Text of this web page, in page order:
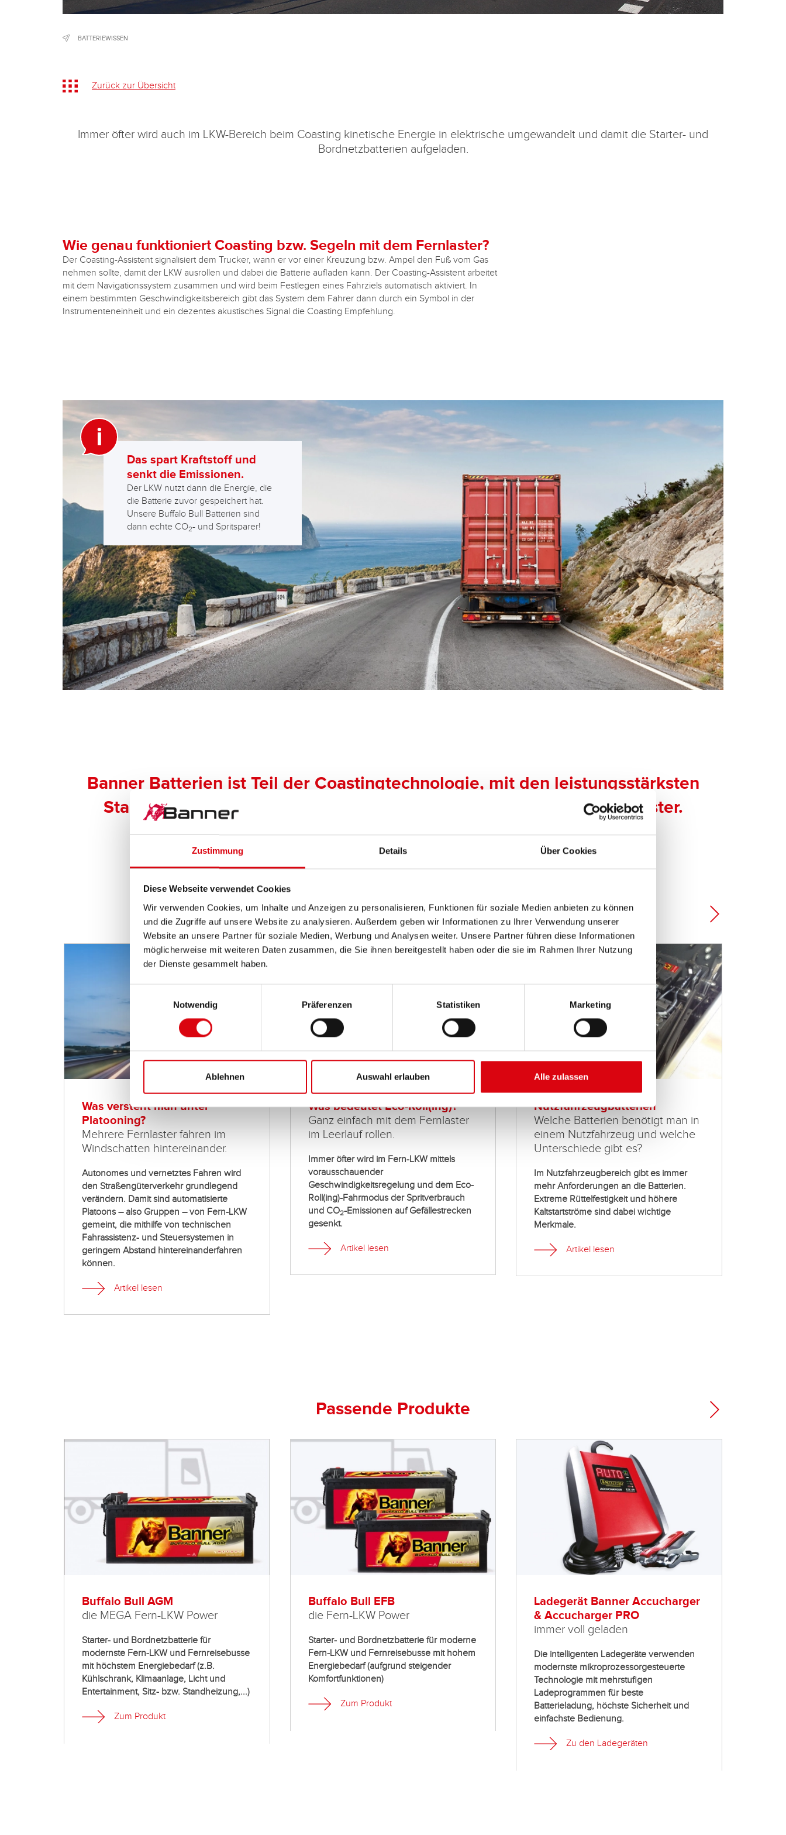
Zustimmung Details Über Cookies
Diese Webseite verwendet Cookies
Wir verwenden Cookies, um Inhalte und Anzeigen zu personalisieren, Funktionen für soziale Medien anbieten zu können
und die Zugriffe auf unsere Website zu analysieren. Außerdem geben wir Informationen zu Ihrer Verwendung unserer
Website an unsere Partner für soziale Medien, Werbung und Analysen weiter. Unsere Partner führen diese Informationen
möglicherweise mit weiteren Daten zusammen, die Sie ihnen bereitgestellt haben oder die sie im Rahmen Ihrer Nutzung
der Dienste gesammelt haben.
Notwendig
Präferenzen Statistiken Marketing
Ablehnen Auswahl erlauben Alle zulassen
BATTERIEWISSEN
Zurück zur Übersicht
Immer öfter wird auch im LKW-Bereich beim Coasting kinetische Energie in elektrische umgewandelt und damit die Starter- und
Bordnetzbatterien aufgeladen.
Wie genau funktioniert Coasting bzw. Segeln mit dem Fernlaster?
Der Coasting-Assistent signalisiert dem Trucker, wann er vor einer Kreuzung bzw. Ampel den Fuß vom Gas
nehmen sollte, damit der LKW ausrollen und dabei die Batterie aufladen kann. Der Coasting-Assistent arbeitet
mit dem Navigationssystem zusammen und wird beim Festlegen eines Fahrziels automatisch aktiviert. In
einem bestimmten Geschwindigkeitsbereich gibt das System dem Fahrer dann durch ein Symbol in der
Instrumenteneinheit und ein dezentes akustisches Signal die Coasting Empfehlung.
Das spart Kraftstoff und
senkt die Emissionen.
Der LKW nutzt dann die Energie, die
die Batterie zuvor gespeichert hat.
Unsere Buffalo Bull Batterien sind
dann echte CO2- und Spritsparer!
Banner Batterien ist Teil der Coastingtechnologie, mit den leistungsstärksten
Starter- und Bordnetzbatterien der Serie Buffalo Bull AGM für Fernlaster.
Weitere Artikel zu diesem Thema
Was versteht man unter
Platooning?
Mehrere Fernlaster fahren im
Windschatten hintereinander.
Autonomes und vernetztes Fahren wird
den Straßengüterverkehr grundlegend
verändern. Damit sind automatisierte
Platoons – also Gruppen – von Fern-LKW
gemeint, die mithilfe von technischen
Fahrassistenz- und Steuersystemen in
geringem Abstand hintereinanderfahren
können.
Artikel lesen
Was bedeutet Eco-Roll(ing)?
Ganz einfach mit dem Fernlaster
im Leerlauf rollen.
Immer öfter wird im Fern-LKW mittels
vorausschauender
Geschwindigkeitsregelung und dem Eco-
Roll(ing)-Fahrmodus der Spritverbrauch
und CO2-Emissionen auf Gefällestrecken
gesenkt.
Artikel lesen
Nutzfahrzeugbatterien
Welche Batterien benötigt man in
einem Nutzfahrzeug und welche
Unterschiede gibt es?
Im Nutzfahrzeugbereich gibt es immer
mehr Anforderungen an die Batterien.
Extreme Rüttelfestigkeit und höhere
Kaltstartströme sind dabei wichtige
Merkmale.
Artikel lesen
Passende Produkte
Buffalo Bull AGM
die MEGA Fern-LKW Power
Starter- und Bordnetzbatterie für
modernste Fern-LKW und Fernreisebusse
mit höchstem Energiebedarf (z.B.
Kühlschrank, Klimaanlage, Licht und
Entertainment, Sitz- bzw. Standheizung,...)
Zum Produkt
Buffalo Bull EFB
die Fern-LKW Power
Starter- und Bordnetzbatterie für moderne
Fern-LKW und Fernreisebusse mit hohem
Energiebedarf (aufgrund steigender
Komfortfunktionen)
Zum Produkt
Ladegerät Banner Accucharger
& Accucharger PRO
immer voll geladen
Die intelligenten Ladegeräte verwenden
modernste mikroprozessorgesteuerte
Technologie mit mehrstufigen
Ladeprogrammen für beste
Batterieladung, höchste Sicherheit und
einfachste Bedienung.
Zu den Ladegeräten